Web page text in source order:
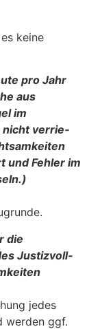
keine
pro Jahr
aus
im
nicht verrie­
und Fehler im
die
Justizvoll­
jedes
werden ggf.